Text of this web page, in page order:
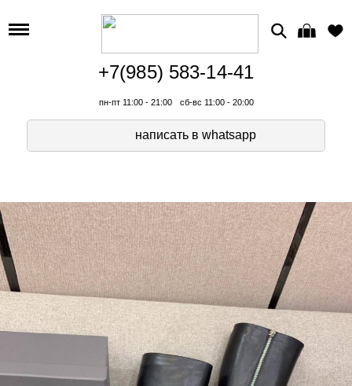
+7(985) 583-14-41
пн-пт 11:00 - 21:00 сб-вс 11:00 - 20:00
написать в whatsapp